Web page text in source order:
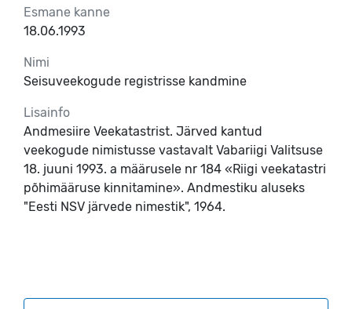
Esmane kanne
18.06.1993
Nimi
Seisuveekogude registrisse kandmine
Lisainfo
Andmesiire Veekatastrist. Järved kantud
veekogude nimistusse vastavalt Vabariigi Valitsuse
18. juuni 1993. a määrusele nr 184 «Riigi veekatastri
põhimääruse kinnitamine». Andmestiku aluseks
"Eesti NSV järvede nimestik", 1964.